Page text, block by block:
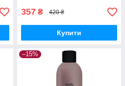
357 ₴ 420 ₴
Купити
–15%